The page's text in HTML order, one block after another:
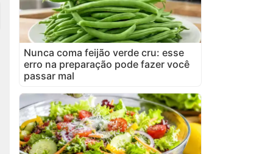
Nunca coma feijão verde cru: esse
erro na preparação pode fazer você
passar mal